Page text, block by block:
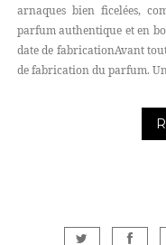
arnaques bien ficelées,
parfum authentique et en
date de fabricationAvant
de fabrication du parfum.